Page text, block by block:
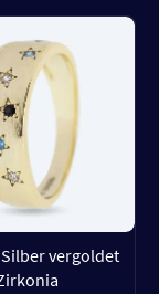
Silber vergoldet